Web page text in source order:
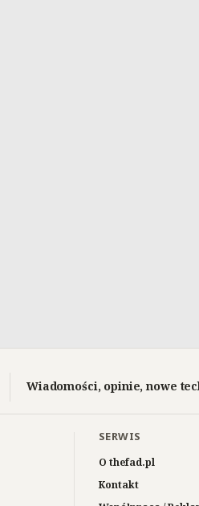
Wiadomości, opinie, nowe
SERWIS
O thefad.pl
Kontakt